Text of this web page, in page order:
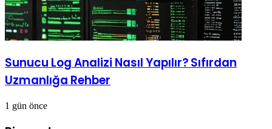
Sunucu Log Analizi Nasıl Yapılır? Sıfırdan
Uzmanlığa Rehber
1 gün önce